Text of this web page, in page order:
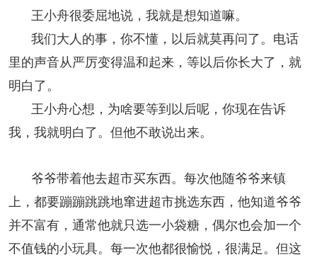
王小舟很委屈地说，我就是想知道嘛。
我们大人的事，你不懂，以后就莫再问了。电话
里的声音从严厉变得温和起来，等以后你长大了，就
明白了。
王小舟心想，为啥要等到以后呢，你现在告诉
我，我就明白了。但他不敢说出来。
爷爷带着他去超市买东西。每次他随爷爷来镇
上，都要蹦蹦跳跳地窜进超市挑选东西，他知道爷爷
并不富有，通常他就只选一小袋糖，偶尔也会加一个
不值钱的小玩具。每一次他都很愉悦，很满足。但这